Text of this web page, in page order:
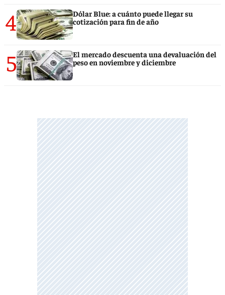
4
Dólar Blue: a cuánto puede llegar su
cotización para fin de año
5
El mercado descuenta una devaluación del
peso en noviembre y diciembre